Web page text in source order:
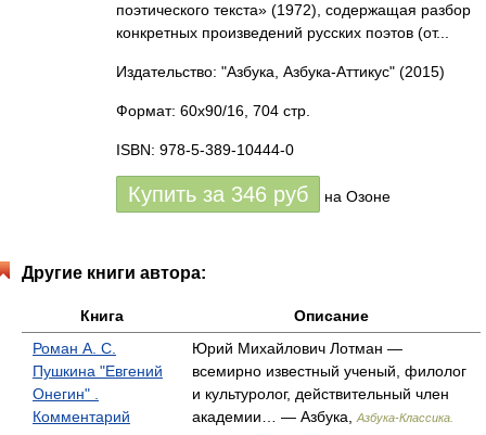
поэтического текста» (1972), содержащая разбор
конкретных произведений русских поэтов (от...
Издательство: "Азбука, Азбука-Аттикус" (2015)
Формат: 60x90/16, 704 стр.
ISBN: 978-5-389-10444-0
Купить за 346 руб на Озоне
Другие книги автора:
Книга
Описание
Роман А. С.
Пушкина "Евгений
Онегин" .
Комментарий
Юрий Михайлович Лотман —
всемирно известный ученый, филолог
и культуролог, действительный член
академии… — Азбука,
Азбука-Классика.